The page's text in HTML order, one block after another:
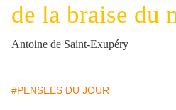
de la braise du
Antoine de Saint-Exupéry
#PENSEES DU JOUR